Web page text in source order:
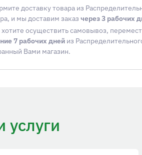
доставку товара из
и мы доставим заказ через 3 рабочих
хотите осуществить самовывоз,
7 рабочих дней из
Вами магазин.